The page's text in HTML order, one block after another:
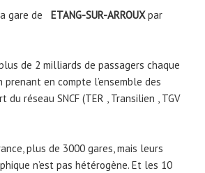
gare de
ETANG-SUR-ARROUXpar
de 2 milliards de passagers chaque
en compte l’ensemble des
du réseau SNCF (TER , Transilien , TGV
plus de 3000 gares, mais leurs
n’est pas hétérogène. Et les 10